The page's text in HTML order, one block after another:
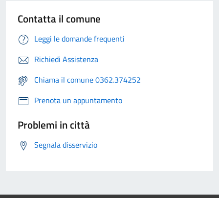
Contatta il comune
Leggi le domande frequenti
Richiedi Assistenza
Chiama il comune 0362.374252
Prenota un appuntamento
Problemi in città
Segnala disservizio